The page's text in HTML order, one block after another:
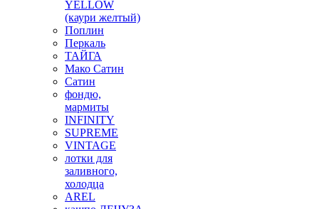
YELLOW
(каури желтый)
Поплин
Перкаль
ТАЙГА
Мако Сатин
Сатин
фондю,
мармиты
INFINITY
SUPREME
VINTAGE
лотки для
заливного,
холодца
AREL